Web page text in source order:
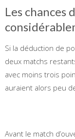
Les chances
Si la déduction de
deux matchs
avec moins trois
auraient alors peu
Avant le match